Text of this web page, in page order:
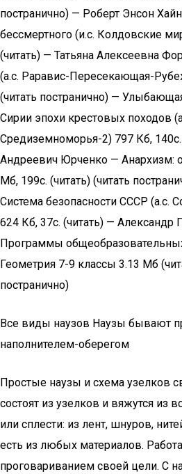
постранично) — Роберт Энсон
бессмертного (и.с. Колдовские
(читать) — Татьяна Алексеевна
(а.с. Раравис-Пересекающая-
(читать постранично) —
Сирии эпохи крестовых походов
Средиземноморья-2) 797 Кб,
Андреевич Юрченко — Анархизм:
Мб, 199с. (читать) (читать
Система безопасности СССР (а.с.
624 Кб, 37с. (читать) —
Программы
Геометрия 7-9 классы 3.13 Мб
постранично)
Все виды наузов Наузы бывают
наполнителем-оберегом
Простые наузы и схема узелков
состоят из узелков и вяжутся из
или сплести: из лент, шнуров,
есть из любых материалов.
проговариванием своей цели. С